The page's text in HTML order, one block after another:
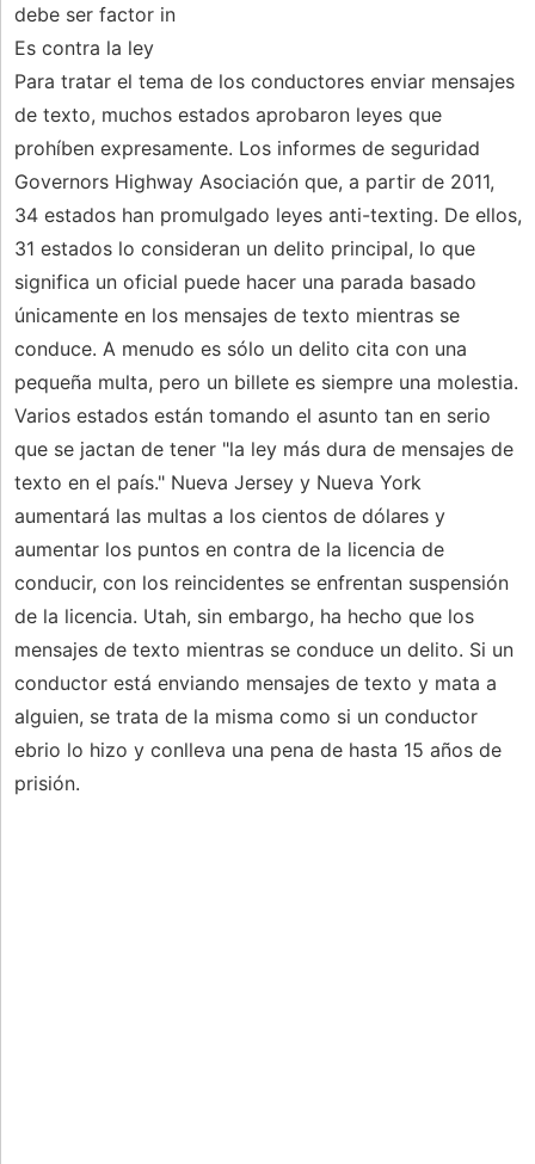
debe ser factor in
Es contra la ley
Para tratar el tema de los conductores enviar mensajes
de texto, muchos estados aprobaron leyes que
prohíben expresamente. Los informes de seguridad
Governors Highway Asociación que, a partir de 2011,
34 estados han promulgado leyes anti-texting. De ellos,
31 estados lo consideran un delito principal, lo que
significa un oficial puede hacer una parada basado
únicamente en los mensajes de texto mientras se
conduce. A menudo es sólo un delito cita con una
pequeña multa, pero un billete es siempre una molestia.
Varios estados están tomando el asunto tan en serio
que se jactan de tener "la ley más dura de mensajes de
texto en el país." Nueva Jersey y Nueva York
aumentará las multas a los cientos de dólares y
aumentar los puntos en contra de la licencia de
conducir, con los reincidentes se enfrentan suspensión
de la licencia. Utah, sin embargo, ha hecho que los
mensajes de texto mientras se conduce un delito. Si un
conductor está enviando mensajes de texto y mata a
alguien, se trata de la misma como si un conductor
ebrio lo hizo y conlleva una pena de hasta 15 años de
prisión.